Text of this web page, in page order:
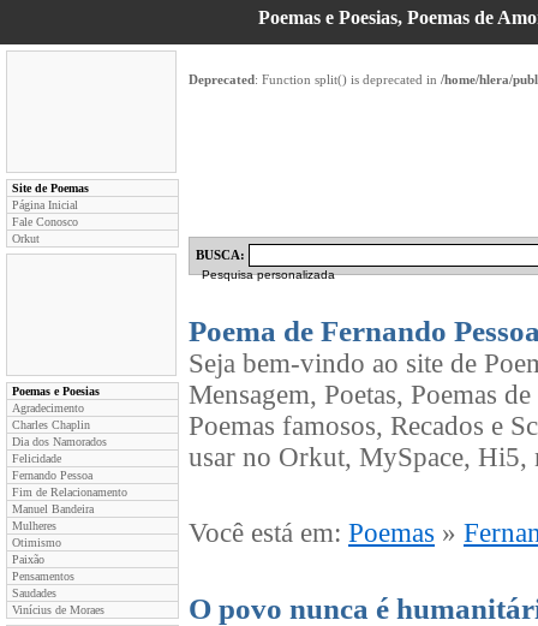
Poemas e Poesias, Poemas de
Site de Poemas
Página Inicial
Fale Conosco
Orkut
Poemas e Poesias
Agradecimento
Charles Chaplin
Dia dos Namorados
Felicidade
Fernando Pessoa
Fim de Relacionamento
Manuel Bandeira
Mulheres
Otimismo
Paixão
Pensamentos
Saudades
Vinícius de Moraes
Deprecated: Function split() is deprecated in /home/hlera/
BUSCA:
Pesquisa personalizada
Poema de Fernando
Seja bem-vindo ao site de
Mensagem, Poetas, Poemas
Poemas famosos, Recados e
usar no Orkut, MySpace, Hi5,
Você está em: Poemas »
O povo nunca é